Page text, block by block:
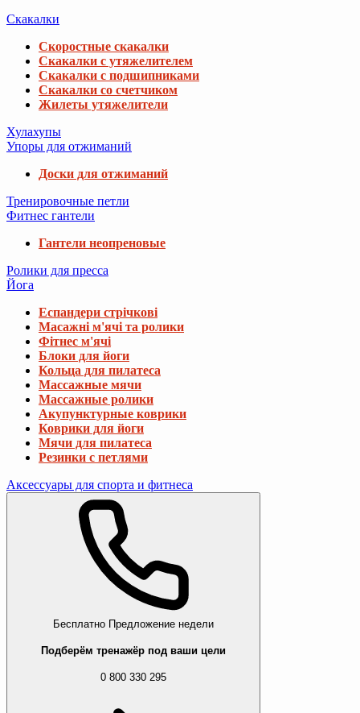
Скакалки
Скоростные скакалки
Скакалки с утяжелителем
Скакалки с подшипниками
Скакалки со счетчиком
Жилеты утяжелители
Хулахупы
Упоры для отжиманий
Доски для отжиманий
Тренировочные петли
Фитнес гантели
Гантели неопреновые
Ролики для пресса
Йога
Еспандери стрічкові
Масажні м'ячі та ролики
Фітнес м'ячі
Блоки для йоги
Кольца для пилатеса
Массажные мячи
Массажные ролики
Акупунктурные коврики
Коврики для йоги
Мячи для пилатеса
Резинки с петлями
Аксессуары для спорта и фитнеса
Бесплатно Предложение недели
Подберём тренажёр под ваши цели
0 800 330 295